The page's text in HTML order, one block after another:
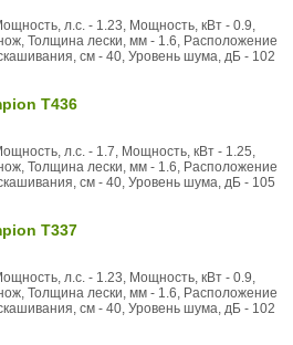
л.с. - 1.23, Мощность, кВт - 0.9,
Толщина лески, мм - 1.6, Расположение
см - 40, Уровень шума, дБ - 102
T436
л.с. - 1.7, Мощность, кВт - 1.25,
Толщина лески, мм - 1.6, Расположение
см - 40, Уровень шума, дБ - 105
T337
л.с. - 1.23, Мощность, кВт - 0.9,
Толщина лески, мм - 1.6, Расположение
см - 40, Уровень шума, дБ - 102